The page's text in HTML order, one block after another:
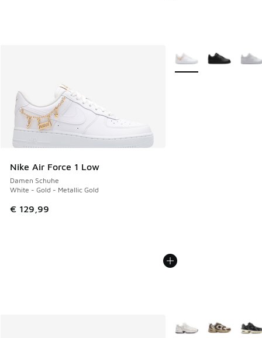
Nike Air Force 1 Low
Damen Schuhe
White - Gold - Metallic Gold
€ 129,99
Weitere Farben
Weitere Farben